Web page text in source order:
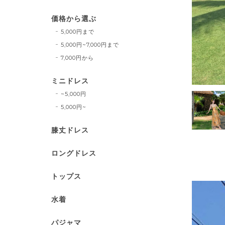
価格から選ぶ
5,000円まで
5,000円~7,000円まで
7,000円から
ミニドレス
~5,000円
5,000円~
膝丈ドレス
ロングドレス
トップス
水着
パジャマ